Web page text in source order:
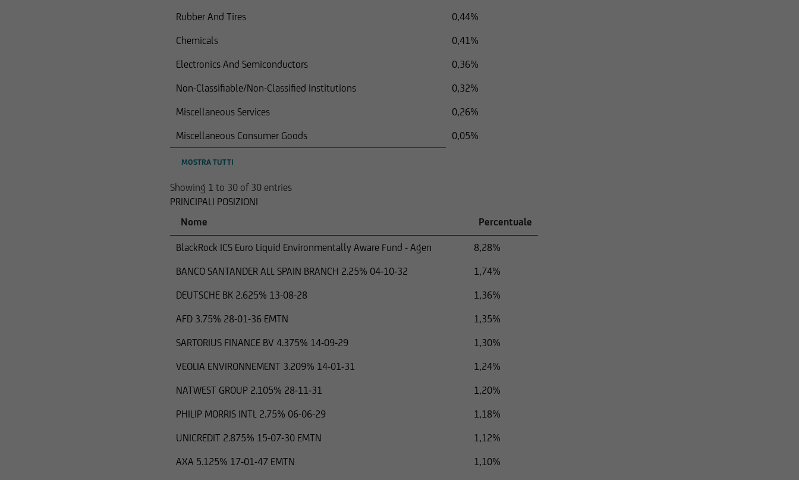
Rubber And Tires
0,44%
Chemicals
0,41%
Electronics And Semiconductors
0,36%
Non-Classifiable/Non-Classified Institutions
0,32%
Miscellaneous Services
0,26%
Miscellaneous Consumer Goods
0,05%
MOSTRA TUTTI
Showing 1 to 30 of 30 entries
PRINCIPALI POSIZIONI
Nome
Percentuale
BlackRock ICS Euro Liquid Environmentally Aware Fund - Agen
8,28%
BANCO SANTANDER ALL SPAIN BRANCH 2.25% 04-10-32
1,74%
DEUTSCHE BK 2.625% 13-08-28
1,36%
AFD 3.75% 28-01-36 EMTN
1,35%
SARTORIUS FINANCE BV 4.375% 14-09-29
1,30%
VEOLIA ENVIRONNEMENT 3.209% 14-01-31
1,24%
NATWEST GROUP 2.105% 28-11-31
1,20%
PHILIP MORRIS INTL 2.75% 06-06-29
1,18%
UNICREDIT 2.875% 15-07-30 EMTN
1,12%
AXA 5.125% 17-01-47 EMTN
1,10%